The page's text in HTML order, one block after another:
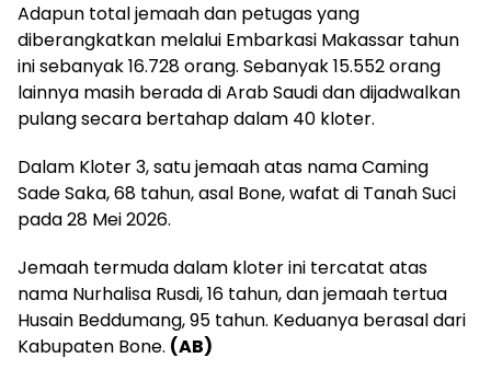
Adapun total jemaah dan petugas yang
diberangkatkan melalui Embarkasi Makassar tahun
ini sebanyak 16.728 orang. Sebanyak 15.552 orang
lainnya masih berada di Arab Saudi dan dijadwalkan
pulang secara bertahap dalam 40 kloter.
Dalam Kloter 3, satu jemaah atas nama Caming
Sade Saka, 68 tahun, asal Bone, wafat di Tanah Suci
pada 28 Mei 2026.
Jemaah termuda dalam kloter ini tercatat atas
nama Nurhalisa Rusdi, 16 tahun, dan jemaah tertua
Husain Beddumang, 95 tahun. Keduanya berasal dari
Kabupaten Bone. (AB)